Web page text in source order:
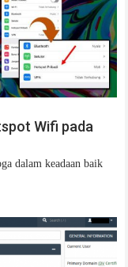
Wifi pada
dalam keadaan baik